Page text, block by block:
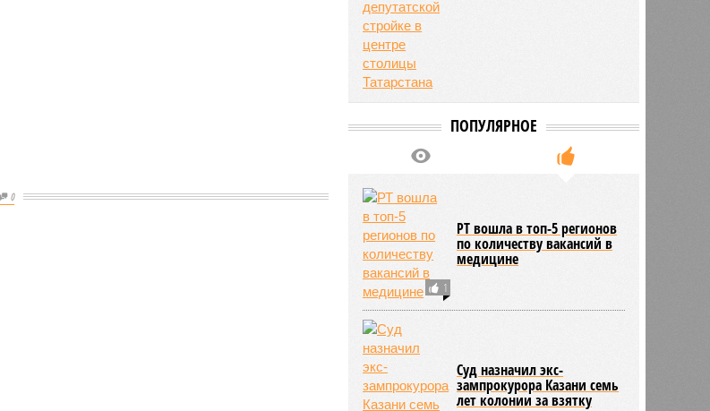
0
ПОПУЛЯРНОЕ
1
РТ вошла в топ-5 регионов
по количеству вакансий в
медицине
Суд назначил экс-
зампрокурора Казани семь
лет колонии за взятку